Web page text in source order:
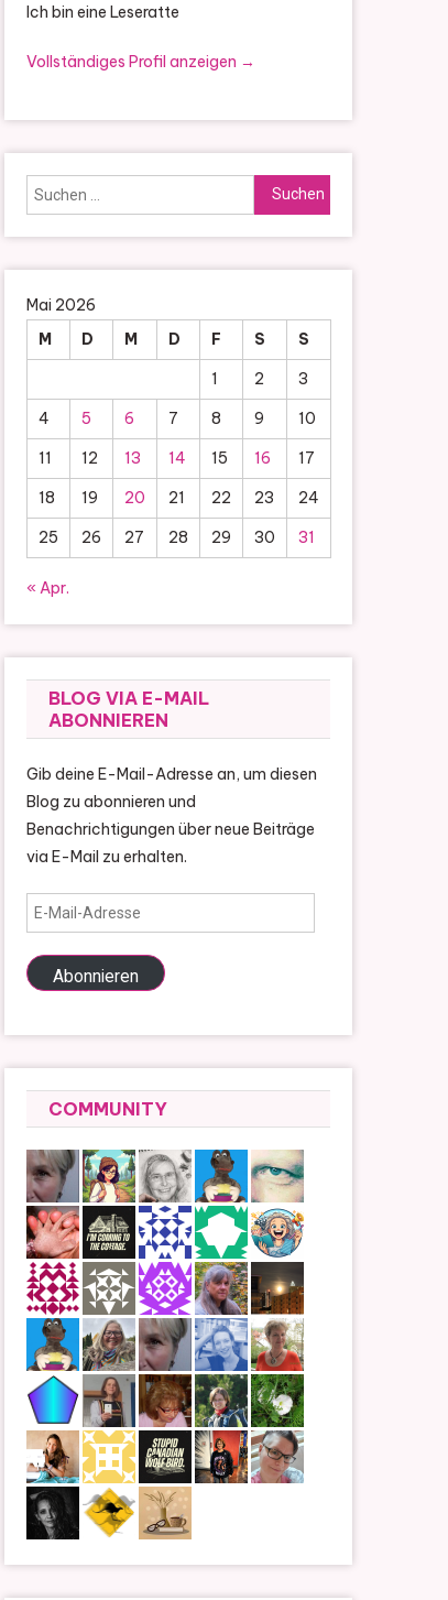
Ich bin eine Leseratte
Vollständiges Profil anzeigen →
Suchen
nach:
Mai 2026
M
D M D F S
S
1
2
3
4
5 6 7 8 9
10
11
12 13 14 15 16
17
18
19 20 21 22 23
24
25
26 27 28 29 30 31
« Apr.
BLOG VIA E-MAIL
ABONNIEREN
Gib deine E-Mail-Adresse an, um diesen
Blog zu abonnieren und
Benachrichtigungen über neue Beiträge
via E-Mail zu erhalten.
E-
Mail-
Adresse
Abonnieren
COMMUNITY